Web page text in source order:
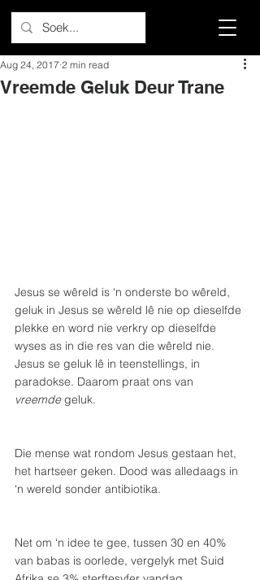
Vreemde Geluk Deur Trane
Aug 24, 2017 2 min read
Jesus se wêreld is ‘n onderste bo wêreld,
geluk in Jesus se wêreld lê nie op dieselfde
plekke en word nie verkry op dieselfde
wyses as in die res van die wêreld nie.
Jesus se geluk lê in teenstellings, in
paradokse. Daarom praat ons van
vreemde geluk.
Die mense wat rondom Jesus gestaan het,
het hartseer geken. Dood was alledaags in
‘n wereld sonder antibiotika.
Net om ‘n idee te gee, tussen 30 en 40%
van babas is oorlede, vergelyk met Suid